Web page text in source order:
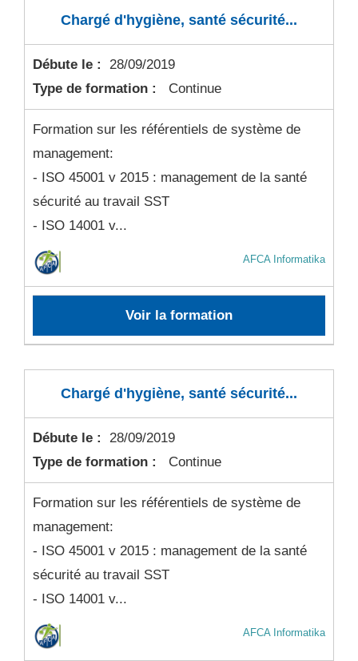
Chargé d'hygiène, santé sécurité...
Débute le :
28/09/2019
Type de formation :
Continue
Formation sur les référentiels de système de
management:
- ISO 45001 v 2015 : management de la santé
sécurité au travail SST
- ISO 14001 v...
AFCA Informatika
Voir la formation
Chargé d'hygiène, santé sécurité...
Débute le :
28/09/2019
Type de formation :
Continue
Formation sur les référentiels de système de
management:
- ISO 45001 v 2015 : management de la santé
sécurité au travail SST
- ISO 14001 v...
AFCA Informatika